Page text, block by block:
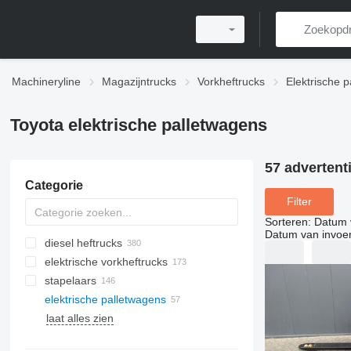
Machineryline Magazijntrucks Vorkheftrucks Elektrische
Toyota elektrische palletwagens
Categorie
diesel heftrucks
elektrische vorkheftrucks
stapelaars
elektrische palletwagens
laat alles zien
57
Filter
Sorteren: Datum
Datum van